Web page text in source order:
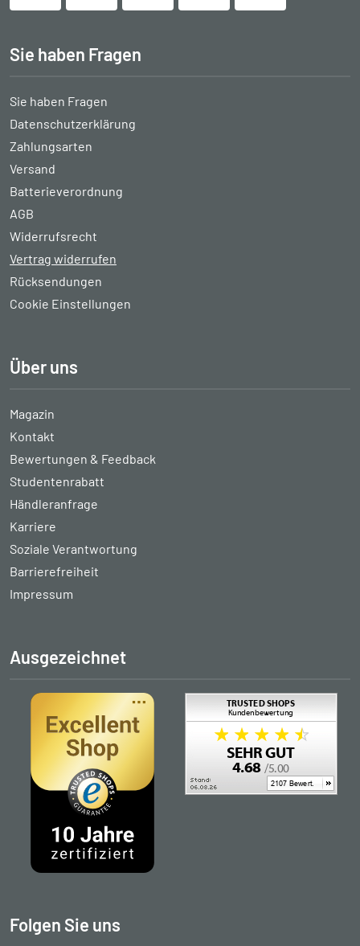
Sie haben Fragen
Sie haben Fragen
Datenschutzerklärung
Zahlungsarten
Versand
Batterieverordnung
AGB
Widerrufsrecht
Vertrag widerrufen
Rücksendungen
Cookie Einstellungen
Über uns
Magazin
Kontakt
Bewertungen & Feedback
Studentenrabatt
Händleranfrage
Karriere
Soziale Verantwortung
Barrierefreiheit
Impressum
Ausgezeichnet
Folgen Sie uns